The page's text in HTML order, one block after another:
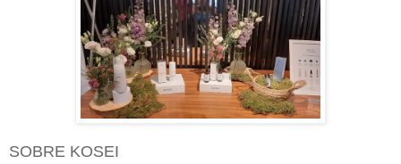
SOBRE KOSEI